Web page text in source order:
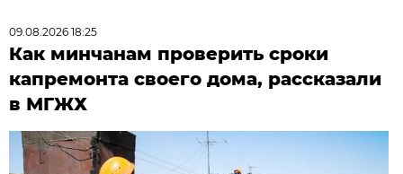
09.08.2026 18:25
Как минчанам проверить сроки
капремонта своего дома, рассказали
в МГЖХ